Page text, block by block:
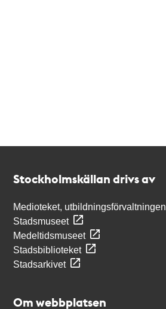
Stockholmskällan drivs av
Medioteket, utbildningsförvaltningen
Stadsmuseet
Medeltidsmuseet
Stadsbiblioteket
Stadsarkivet
Om webbplatsen